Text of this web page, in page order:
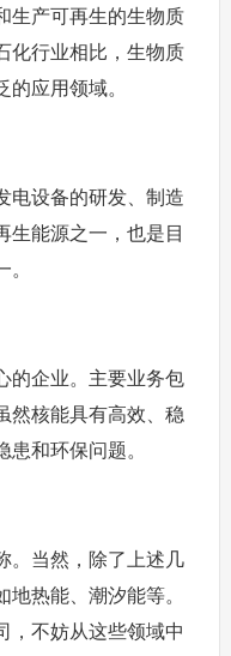
生产可再生的生物质
化行业相比，生物质
应用领域。
电设备的研发、制造
生能源之一，也是目
的企业。主要业务包
然核能具有高效、稳
和环保问题。
。当然，除了上述几
热能、潮汐能等。
，不妨从这些领域中